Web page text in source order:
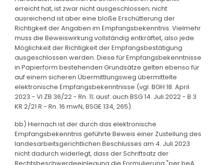
erreicht hat, ist zwar nicht ausgeschlossen; nicht
ausreichend ist aber eine bloße Erschütterung der
Richtigkeit der Angaben im Empfangsbekenntnis. Vielmehr
muss die Beweiswirkung vollständig entkräftet, also jede
Möglichkeit der Richtigkeit der Empfangsbestätigung
ausgeschlossen werden. Diese für Empfangsbekenntnisse
in Papierform bestehenden Grundsätze gelten ebenso für
auf einem sicheren Übermittlungsweg übermittelte
elektronische Empfangsbekenntnisse (vgl. BGH 18. April
2023 - VI ZB 36/22 - Rn. 11; ausf. auch BSG 14. Juli 2022 - B 3
KR 2/21 R - Rn. 16 mwN, BSGE 134, 265).
bb) Hiernach ist der durch das elektronische
Empfangsbekenntnis geführte Beweis einer Zustellung des
landesarbeitsgerichtlichen Beschlusses am 4. Juli 2023
nicht dadurch widerlegt, dass der Schriftsatz der